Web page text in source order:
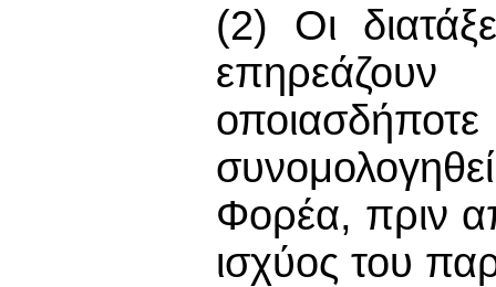
(2) Οι
Φορέα, πριν
ισχύος του